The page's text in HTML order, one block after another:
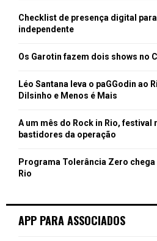
Checklist de presença digital
independente
Os Garotin fazem dois shows no
Léo Santana leva o paGGodin ao
Dilsinho e Menos é Mais
A um mês do Rock in Rio, festival
bastidores da operação
Programa Tolerância Zero chega
Rio
APP PARA ASSOCIADOS